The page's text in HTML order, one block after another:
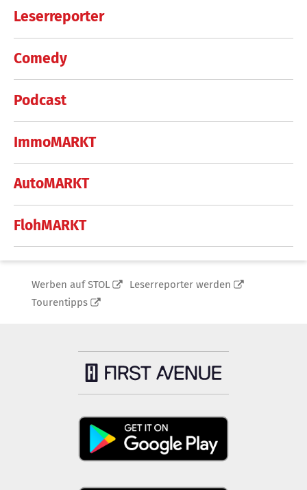
Leserreporter
Comedy
Podcast
ImmoMARKT
AutoMARKT
FlohMARKT
Werben auf STOL
Leserreporter werden
Tourentipps